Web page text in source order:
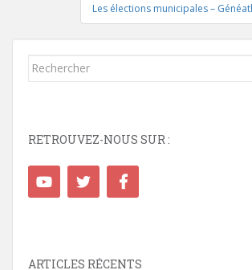
l’articleLes élections municipales –
Rechercher...
RETROUVEZ-NOUS SUR :
ARTICLES RÉCENTS